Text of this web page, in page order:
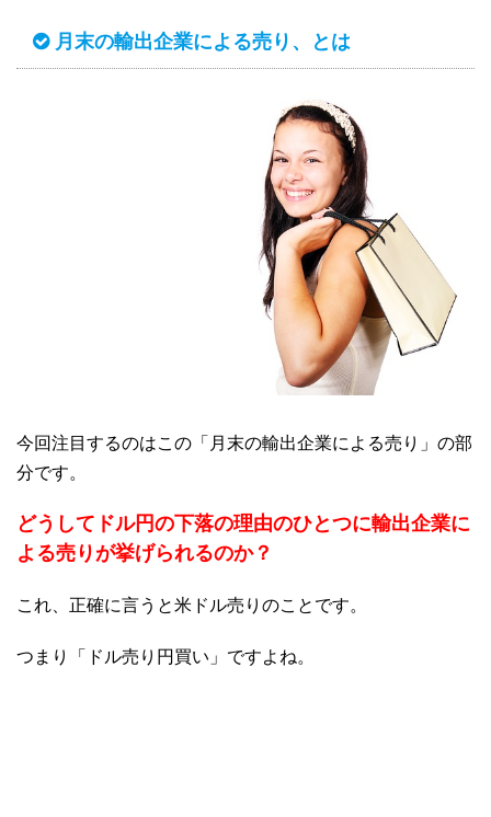
月末の輸出企業による売り、とは
今回注目するのはこの「月末の輸出企業による売り」の部
分です。
どうしてドル円の下落の理由のひとつに輸出企業に
よる売りが挙げられるのか？
これ、正確に言うと米ドル売りのことです。
つまり「ドル売り円買い」ですよね。